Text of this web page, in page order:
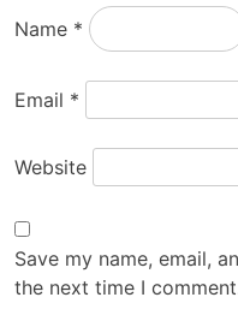
Name *
Email *
Website
Save my name, email,
the next time I